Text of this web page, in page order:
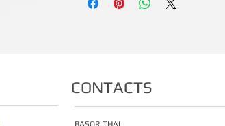
CONTACTS
BASOR THAI